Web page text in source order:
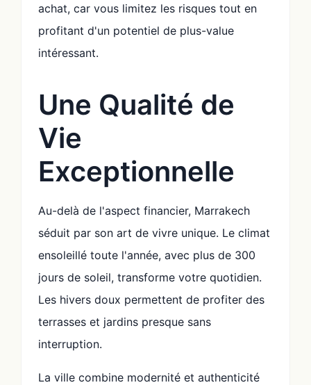
achat, car vous limitez les risques tout en
profitant d'un potentiel de plus-value
intéressant.
Une Qualité de
Vie
Exceptionnelle
Au-delà de l'aspect financier, Marrakech
séduit par son art de vivre unique. Le climat
ensoleillé toute l'année, avec plus de 300
jours de soleil, transforme votre quotidien.
Les hivers doux permettent de profiter des
terrasses et jardins presque sans
interruption.
La ville combine modernité et authenticité